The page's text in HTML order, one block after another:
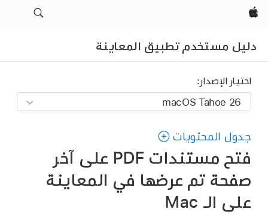
Apple‏
دليل مستخدم تطبيق المعاينة
اختيار الإصدار:
جدول المحتويات
فتح مستندات PDF على آخر
صفحة تم عرضها في المعاينة
على الـ Mac